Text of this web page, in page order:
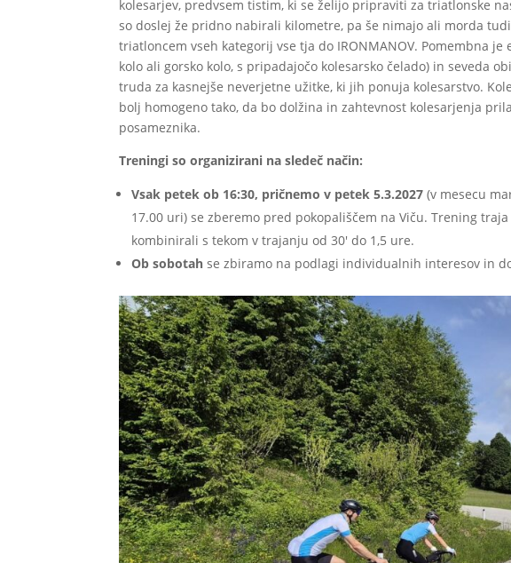
kolesarjev, predvsem tistim, ki se želijo pripraviti za triatlonske
so doslej že pridno nabirali kilometre, pa še nimajo ali morda
triatloncem vseh kategorij vse tja do IRONMANOV. Pomembna
kolo ali gorsko kolo, s pripadajočo kolesarsko čelado) in seveda
truda za kasnejše neverjetne užitke, ki jih ponuja kolesarstvo.
bolj homogeno tako, da bo dolžina in zahtevnost kolesarjenja
posameznika.
Treningi so organizirani na sledeč način:
Vsak petek ob 16:30, pričnemo v petek 5.3.2027(v mesecu
17.00 uri) se zberemo pred pokopališčem na Viču. Trening
kombinirali s tekom v trajanju od 30′ do 1,5 ure.
Ob sobotah se zbiramo na podlagi individualnih interesov in